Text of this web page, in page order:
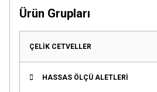
Ürün Grupları
ÇELİK CETVELLER
HASSAS ÖLÇÜ ALETLERİ